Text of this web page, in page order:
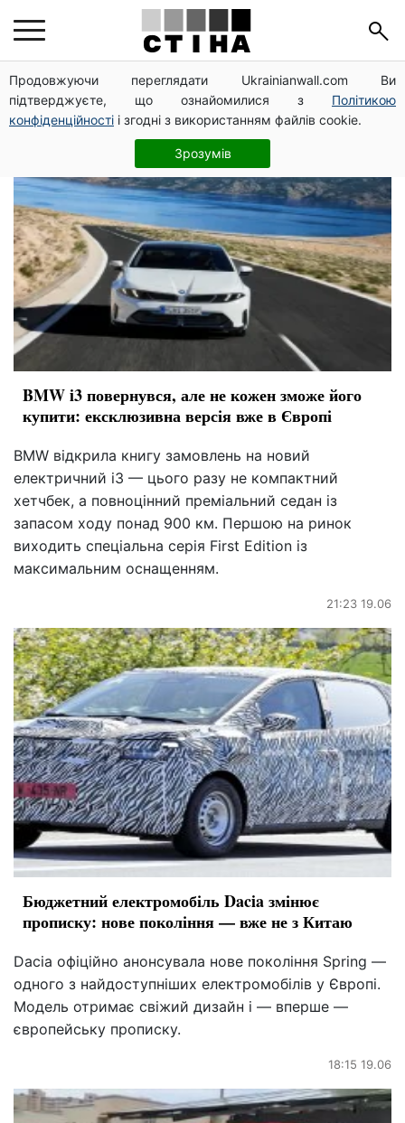
Продовжуючи переглядати Ukrainianwall.com Ви
підтверджуєте, що ознайомилися з Політикою
конфіденційності і згодні з використанням файлів cookie.
Зрозумів
электромобиль
BMW i3 повернувся, але не кожен зможе його
купити: ексклюзивна версія вже в Європі
BMW відкрила книгу замовлень на новий
електричний i3 — цього разу не компактний
хетчбек, а повноцінний преміальний седан із
запасом ходу понад 900 км. Першою на ринок
виходить спеціальна серія First Edition із
максимальним оснащенням.
21:23 19.06
Бюджетний електромобіль Dacia змінює
прописку: нове покоління — вже не з Китаю
Dacia офіційно анонсувала нове покоління Spring —
одного з найдоступніших електромобілів у Європі.
Модель отримає свіжий дизайн і — вперше —
європейську прописку.
18:15 19.06